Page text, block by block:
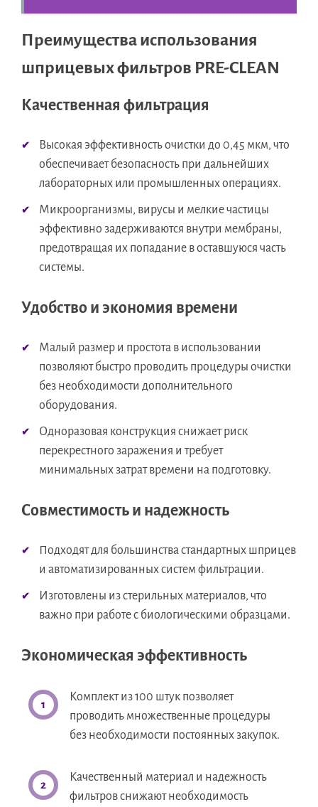
Преимущества использования
шприцевых фильтров PRE-CLEAN
Качественная фильтрация
Высокая эффективность очистки до 0,45 мкм, что
обеспечивает безопасность при дальнейших
лабораторных или промышленных операциях.
Микроорганизмы, вирусы и мелкие частицы
эффективно задерживаются внутри мембраны,
предотвращая их попадание в оставшуюся часть
системы.
Удобство и экономия времени
Малый размер и простота в использовании
позволяют быстро проводить процедуры очистки
без необходимости дополнительного
оборудования.
Одноразовая конструкция снижает риск
перекрестного заражения и требует
минимальных затрат времени на подготовку.
Совместимость и надежность
Подходят для большинства стандартных шприцев
и автоматизированных систем фильтрации.
Изготовлены из стерильных материалов, что
важно при работе с биологическими образцами.
Экономическая эффективность
Комплект из 100 штук позволяет
проводить множественные процедуры
без необходимости постоянных закупок.
Качественный материал и надежность
фильтров снижают необходимость